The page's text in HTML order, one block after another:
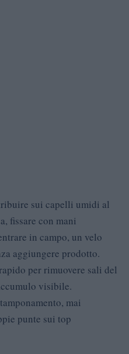
sui capelli umidi al
fissare con mani
in campo, un velo
aggiungere prodotto.
per rimuovere sali del
visibile.
mai
punte sui top